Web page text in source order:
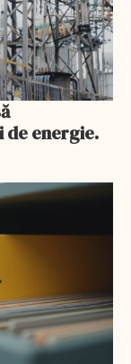
de energie.